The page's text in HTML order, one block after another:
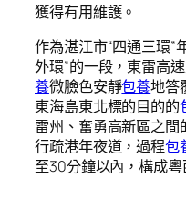
獲得有用維護。
作為湛江市“四通三環”
外環”的一段，東雷高
養微臉色安靜包養地答
東海島東北標的目的的
雷州、奮勇高新區之間
行疏港年夜道，過程包
至30分鐘以內，構成粵